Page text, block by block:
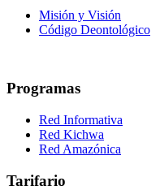
Misión y Visión
Código Deontológico
Programas
Red Informativa
Red Kichwa
Red Amazónica
Tarifario